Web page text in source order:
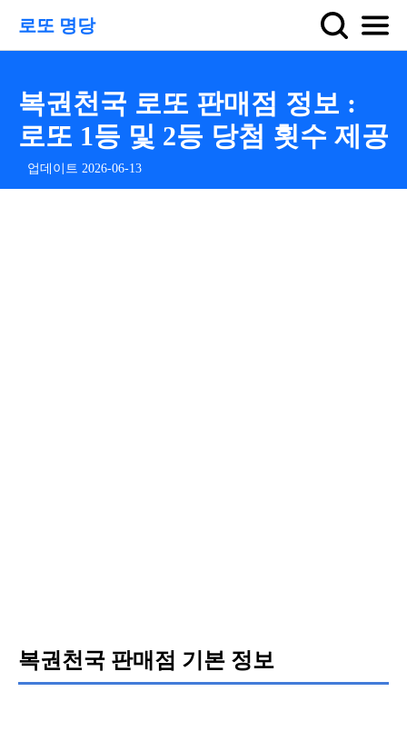
로또 명당
복권천국 로또 판매점 정보 :
로또 1등 및 2등 당첨 횟수 제공
업데이트 2026-06-13
복권천국 판매점 기본 정보